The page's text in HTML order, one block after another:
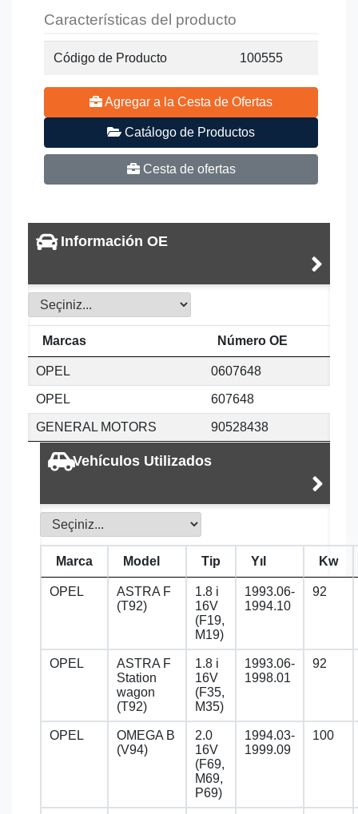
Características del producto
Código de Producto 100555
Agregar a la Cesta de Ofertas
Catálogo de Productos
Cesta de ofertas
Información OE
Marcas Número OE
OPEL 0607648
OPEL 607648
GENERAL MOTORS 90528438
Vehículos Utilizados
Marca Model Tip Yıl Kw
OPEL
ASTRA F
(T92)
1.8 i
16V
(F19,
M19)
1993.06-
1994.10
92
OPEL
ASTRA F
Station
wagon
(T92)
1.8 i
16V
(F35,
M35)
1993.06-
1998.01
92
OPEL
OMEGA B
(V94)
2.0
16V
(F69,
M69,
P69)
1994.03-
1999.09
100